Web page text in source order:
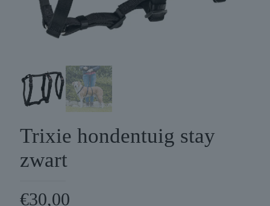
Trixie hondentuig stay
zwart
€30,00